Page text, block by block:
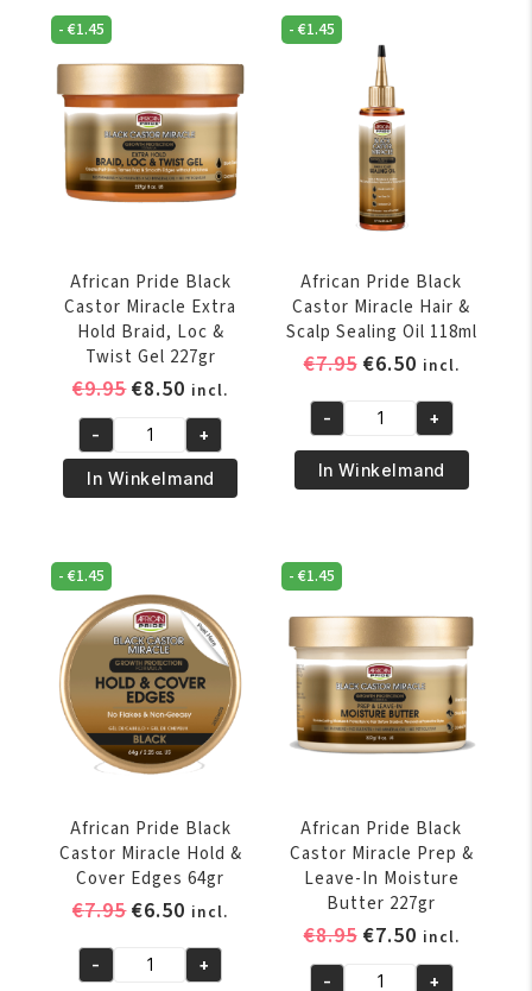
Miracle
Anti-
Humidity
Heat
Protectant
Spray
118ml
Braid
Cleansing
aantal
-€1.45
African Pride Black
Castor Miracle Extra
Hold Braid, Loc &
Twist Gel 227gr
€9.95Oorspronkelijke
was:
€9.95.
€8.50 Huidige
prijs
is:
€8.50.
incl.
African
Pride
Black
Miracle
Extra
Hold
Braid,
Loc
&
Twist
Gel
aantal
- +
In Winkelmand
-€1.45
African Pride Black
Castor Miracle Hair &
Scalp Sealing Oil 118ml
€7.95 Oorspronkelijke
was:
€7.95.
€6.50Huidige
is:
€6.50.
incl.
African
Pride
Black
Hair
Scalp
Sealing
118ml
aantal
- +
In Winkelmand
-€1.45
African Pride Black
Castor Miracle Hold &
Cover Edges 64gr
€7.95Oorspronkelijke
was:
€6.50 Huidige
is:
incl.
African
- +
-€1.45
African Pride Black
Castor Miracle Prep &
Leave-In Moisture
Butter 227gr
€8.95 Oorspronkelijke
€7.50Huidige
prijs
incl.
- +